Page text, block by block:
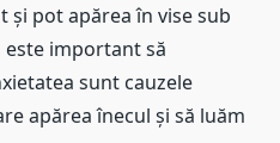
pot apărea în vise sub
este important să
sunt cauzele
apărea înecul și să luăm